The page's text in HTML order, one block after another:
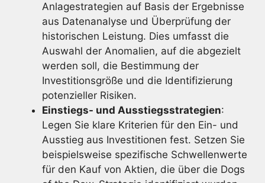
Anlagestrategien auf Basis der Ergebnisse
aus Datenanalyse und Überprüfung der
historischen Leistung. Dies umfasst die
Auswahl der Anomalien, auf die abgezielt
werden soll, die Bestimmung der
Investitionsgröße und die Identifizierung
potenzieller Risiken.
Einstiegs- und Ausstiegsstrategien:
Legen Sie klare Kriterien für den Ein- und
Ausstieg aus Investitionen fest. Setzen Sie
beispielsweise spezifische Schwellenwerte
für den Kauf von Aktien, die über die Dogs